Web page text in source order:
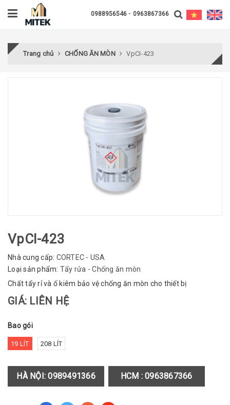
0988956546- 0963867366
Trang chủ CHỐNG ĂN MÒN VpCI-423
VpCI-423
Nhà cung cấp: CORTEC - USA
Loại sản phẩm: Tẩy rửa - Chống ăn mòn
Chất tẩy rỉ và ố kiêm bảo vệ chống ăn mòn cho thiết bị
GIÁ: LIÊN HỆ
Bao gói
19 LÍT 208 LÍT
HÀ NỘI:0989491366 HCM :0963867366